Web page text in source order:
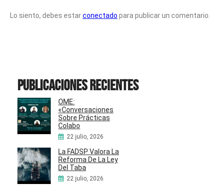
Lo siento, debes estarconectado para publicar un comentario.
Publicaciones recientes
OME:
«Conversaciones
Sobre Prácticas
Colabo
22 julio, 2026
La FADSP Valora La
Reforma De La Ley
Del Taba
22 julio, 2026